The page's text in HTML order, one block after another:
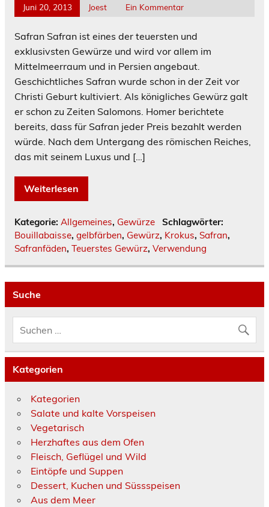
Juni 20, 2013 Joest Ein Kommentar
Safran Safran ist eines der teuersten und
exklusivsten Gewürze und wird vor allem im
Mittelmeerraum und in Persien angebaut.
Geschichtliches Safran wurde schon in der Zeit vor
Christi Geburt kultiviert. Als königliches Gewürz galt
er schon zu Zeiten Salomons. Homer berichtete
bereits, dass für Safran jeder Preis bezahlt werden
würde. Nach dem Untergang des römischen Reiches,
das mit seinem Luxus und […]
Weiterlesen
Kategorie: Allgemeines, Gewürze
Schlagwörter:
Bouillabaisse, gelbfärben, Gewürz, Krokus, Safran,
Safranfäden, Teuerstes Gewürz, Verwendung
Suche
Kategorien
Kategorien
Salate und kalte Vorspeisen
Vegetarisch
Herzhaftes aus dem Ofen
Fleisch, Geflügel und Wild
Eintöpfe und Suppen
Dessert, Kuchen und Süssspeisen
Aus dem Meer